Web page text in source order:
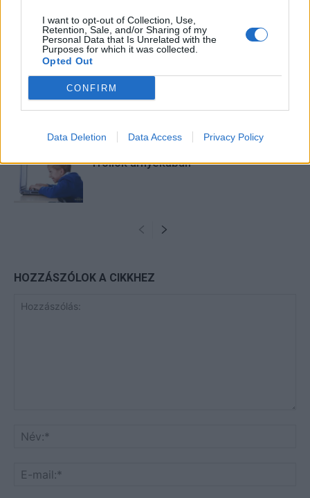
I want to opt-out of Collection, Use,
Retention, Sale, and/or Sharing of my
Personal Data that Is Unrelated with the
Purposes for which it was collected.
Opted Out
CONFIRM
Data Deletion Data Access Privacy Policy
Bivalytej és vino rosso 9.rész
Heti horoszkóp december 15-21-ig
Trollok árnyékában
HOZZÁSZÓLOK A CIKKHEZ